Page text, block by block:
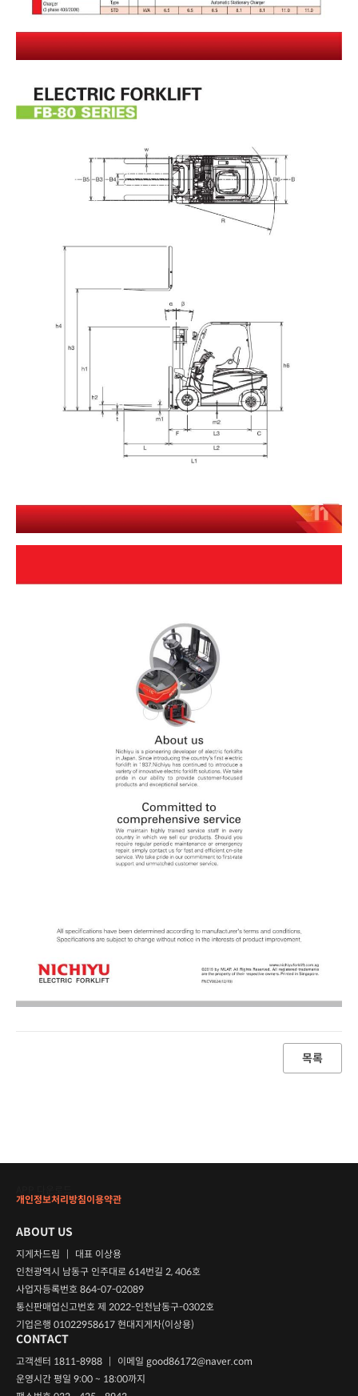
목록
개인정보처리방침이용약관
ABOUT US
지게차드림
대표 이상용
인천광역시 남동구 인주대로 614번길 2, 406호
사업자등록번호 864-07-02089
통신판매업신고번호 제 2022-인천남동구-0302호
기업은행 01022958617 현대지게차(이상용)
CONTACT
고객센터 1811-8988 이메일 good86172@naver.com
운영시간 평일 9:00 ~ 18:00까지